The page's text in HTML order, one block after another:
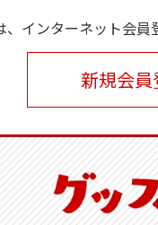
、インターネット会員
新規会員